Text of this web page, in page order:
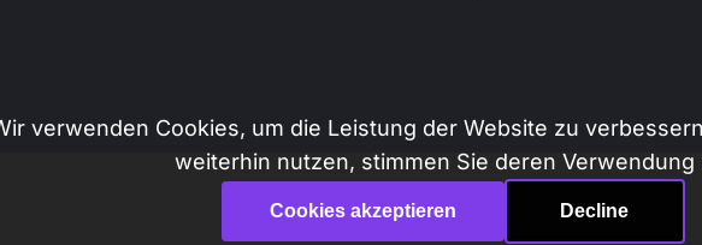
verwenden Cookies, um die Leistung der Website zu
weiterhin nutzen, stimmen Sie deren Verwendung
Cookies akzeptieren Decline